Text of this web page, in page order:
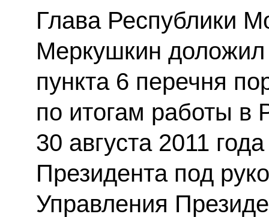
Глава Республики
Меркушкин
пункта 6 перечня
по итогам работы в
30 августа 2011
Президента под
Управления